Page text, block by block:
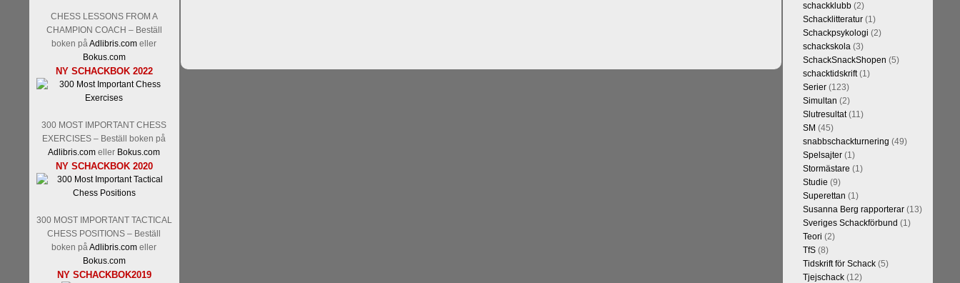
CHESS LESSONS FROM A
CHAMPION COACH – Beställ
boken påAdlibris.com eller
Bokus.com
NY SCHACKBOK 2022
300 MOST IMPORTANT CHESS
EXERCISES – Beställ boken på
Adlibris.com eller Bokus.com
NY SCHACKBOK 2020
300 MOST IMPORTANT TACTICAL
CHESS POSITIONS – Beställ
boken påAdlibris.com eller
Bokus.com
NY SCHACKBOK2019
schackklubb(2)
Schacklitteratur(1)
Schackpsykologi (2)
schackskola(3)
SchackSnackShopen (5)
schacktidskrift(1)
Serier(123)
Simultan (2)
Slutresultat(11)
SM (45)
snabbschackturnering (49)
Spelsajter(1)
Stormästare (1)
Studie (9)
Superettan (1)
Susanna Berg rapporterar(13)
Sveriges Schackförbund (1)
Teori (2)
TfS(8)
Tidskrift för Schack(5)
Tjejschack(12)